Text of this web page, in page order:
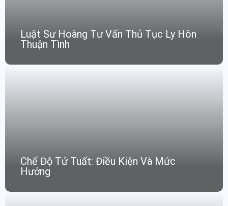
Luật Sư Hoàng Tư Vấn Thủ Tục Ly Hôn
Thuận Tình
Chế Độ Tử Tuất: Điều Kiện Và Mức
Hưởng